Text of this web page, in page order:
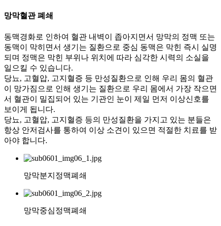
망막혈관 폐쇄
동맥경화로 인하여 혈관 내벽이 좁아지면서 망막의 정맥 또는
동맥이 막히면서 생기는 질환으로 중심 동맥은 막힌 즉시 실명
되며 정맥은 막힌 부위나 위치에 따라 심각한 시력의 소실을
일으킬 수 있습니다.
당뇨, 고혈압, 고지혈증 등 만성질환으로 인해 우리 몸의 혈관
이 망가짐으로 인해 생기는 질환으로 우리 몸에서 가장 작으면
서 혈관이 밀집되어 있는 기관인 눈이 제일 먼저 이상신호를
보이게 됩니다.
당뇨, 고혈압, 고지혈증 등의 만성질환을 가지고 있는 분들은
항상 안저검사를 통하여 이상 소견이 있으면 적절한 치료를 받
아야 합니다.
망막분지정맥폐쇄
망막중심정맥폐쇄